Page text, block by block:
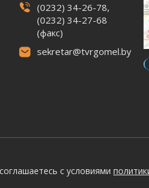
(0232) 34-26-78,
(0232) 34-27-68
(факс)
sekretar@tvrgomel.by
с условиями